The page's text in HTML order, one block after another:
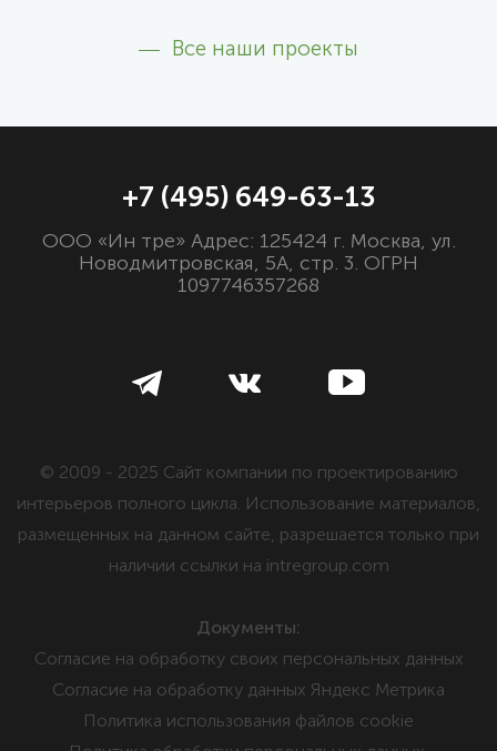
Все наши проекты
+7 (495) 649-63-13
ООО «Ин тре» Адрес: 125424 г. Москва, ул.
Новодмитровская, 5А, стр. 3. ОГРН
1097746357268
© 2009 - 2025 Сайт компании по проектированию
интерьеров полного цикла. Использование материалов,
размещенных на данном сайте, разрешается только при
наличии ссылки на intregroup.com
Документы:
Cогласие на обработку своих персональных данных
Cогласие на обработку данных Яндекс Метрика
Политика использования файлов cookie